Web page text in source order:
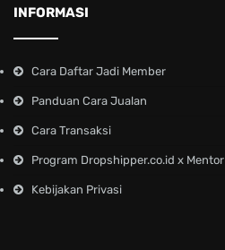
INFORMASI
Cara Daftar Jadi Member
Panduan Cara Jualan
Cara Transaksi
Program Dropshipper.co.id x Mentor
Kebijakan Privasi